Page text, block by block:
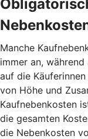
Manche
immer an,
auf die
von Höhe und
Kaufnebenkosten
die gesamten
die Nebenkosten